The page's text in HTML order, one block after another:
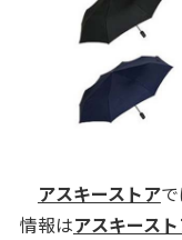
アスキーストアで
情報はアスキース